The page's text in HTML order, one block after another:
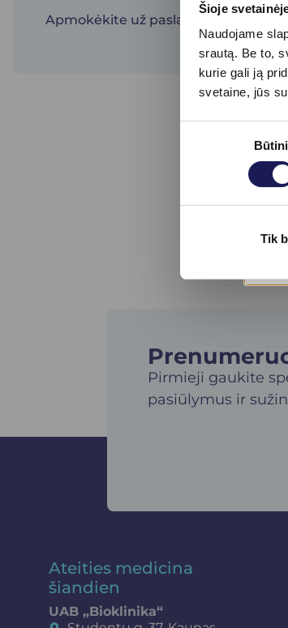
Šioje
Naudojame
srautą. Be to,
kurie gali ją
svetaine, jūs
Būtini
Tik
Apmokėkite už paslaugas,
Pirmieji gaukite
pasiūlymus ir
Ateities medicina
šiandien
UAB „Bioklinika“